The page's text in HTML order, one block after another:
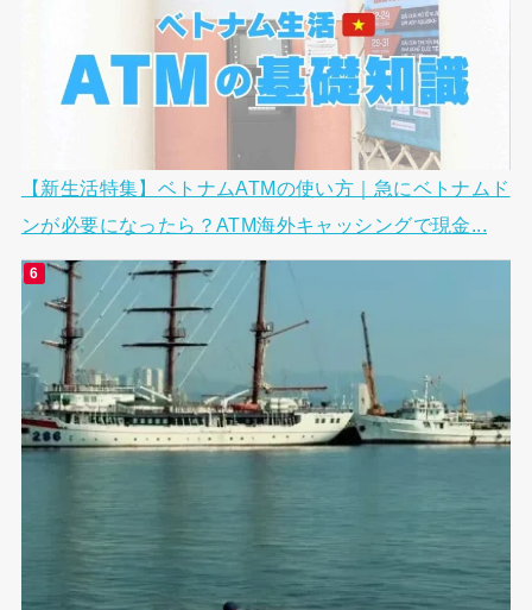
【新生活特集】ベトナムATMの使い方｜急にベトナムド
ンが必要になったら？ATM海外キャッシングで現金...